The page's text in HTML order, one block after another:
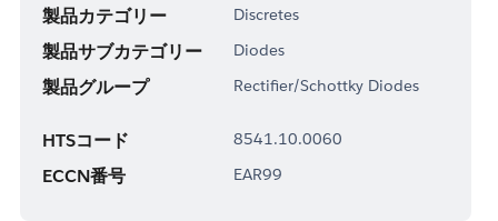
製品カテゴリー Discretes
製品サブカテゴリー Diodes
製品グループ Rectifier/Schottky Diodes
HTSコード 8541.10.0060
ECCN番号 EAR99